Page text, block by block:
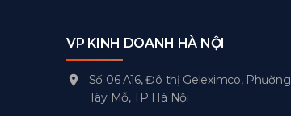
VP KINH DOANH HÀ NỘI
Số 06 A16, Đô thị Geleximco, Phường
Tây Mỗ, TP Hà Nội